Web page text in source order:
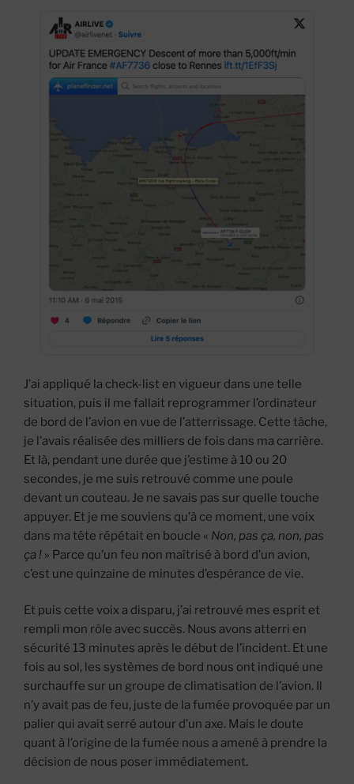
J’ai appliqué la check-list en vigueur dans une telle
situation, puis il me fallait reprogrammer l’ordinateur
de bord de l’avion en vue de l’atterrissage. Cette tâche,
je l’avais réalisée des milliers de fois dans ma carrière.
Et là, pendant une durée que j’estime à 10 ou 20
secondes, je me suis retrouvé comme une poule
devant un couteau. Je ne savais pas sur quelle touche
appuyer. Et je me souviens qu’à ce moment, une voix
dans ma tête répétait en boucle « Non, pas ça, non, pas
ça ! » Parce qu’un feu non maîtrisé à bord d’un avion,
c’est une quinzaine de minutes d’espérance de vie.
Et puis cette voix a disparu, j’ai retrouvé mes esprit et
rempli mon rôle avec succès. Nous avons atterri en
sécurité 13 minutes après le début de l’incident. Et une
fois au sol, les systèmes de bord nous ont indiqué une
surchauffe sur un groupe de climatisation de l’avion. Il
n’y avait pas de feu, juste de la fumée provoquée par un
palier qui avait serré autour d’un axe. Mais le doute
quant à l’origine de la fumée nous a amené à prendre la
décision de nous poser immédiatement.